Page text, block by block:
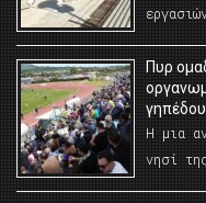
Πυρ
Η μια
νησί